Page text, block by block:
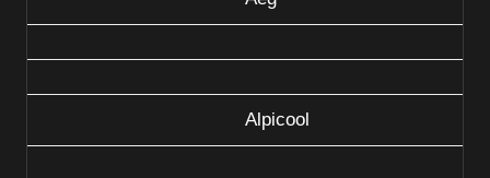
Alpicool